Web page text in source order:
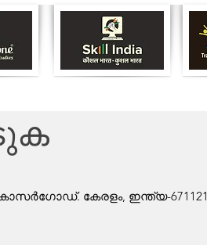
കേരളം, ഇന്ത്യ-671121